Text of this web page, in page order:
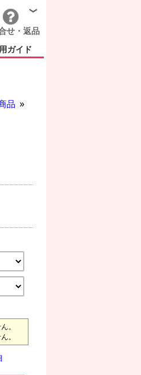
せ・返品
ガイド
品
。
。